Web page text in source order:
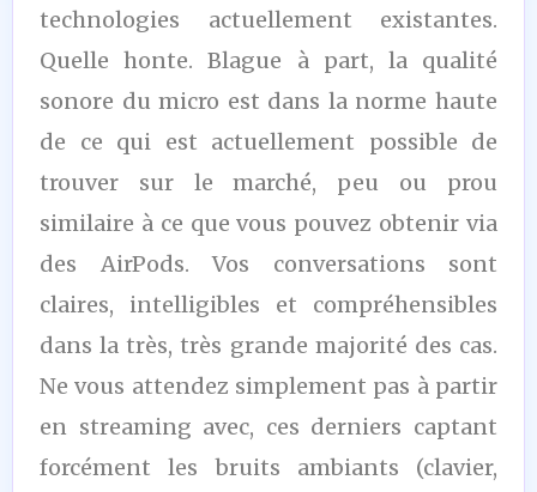
technologies actuellement existantes.
Quelle honte. Blague à part, la qualité
sonore du micro est dans la norme haute
de ce qui est actuellement possible de
trouver sur le marché, peu ou prou
similaire à ce que vous pouvez obtenir via
des AirPods. Vos conversations sont
claires, intelligibles et compréhensibles
dans la très, très grande majorité des cas.
Ne vous attendez simplement pas à partir
en streaming avec, ces derniers captant
forcément les bruits ambiants (clavier,